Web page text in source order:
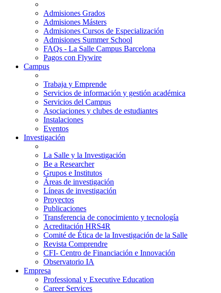
Admisiones Grados
Admisiones Másters
Admisiones Cursos de Especialización
Admisiones Summer School
FAQs - La Salle Campus Barcelona
Pagos con Flywire
Campus
Trabaja y Emprende
Servicios de información y gestión académica
Servicios del Campus
Asociaciones y clubes de estudiantes
Instalaciones
Eventos
Investigación
La Salle y la Investigación
Be a Researcher
Grupos e Institutos
Áreas de investigación
Líneas de investigación
Proyectos
Publicaciones
Transferencia de conocimiento y tecnología
Acreditación HRS4R
Comité de Ética de la Investigación de la Salle
Revista Comprendre
CFI- Centro de Financiación e Innovación
Observatorio IA
Empresa
Professional y Executive Education
Career Services